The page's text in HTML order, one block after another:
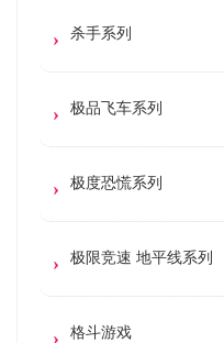
杀手系列
极品飞车系列
极度恐慌系列
极限竞速 地平线系列
格斗游戏